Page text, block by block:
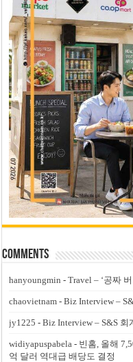
Comments
hanyoungmin -Travel – ‘공짜
chaovietnam -Biz Interview –
jy1225 -Biz Interview – S&S
widiyapuspabela - 빈홈, 올해
억 달러 역대급 배당도 결정